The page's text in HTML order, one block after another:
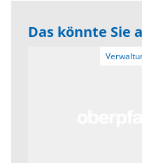
Das könnte Sie